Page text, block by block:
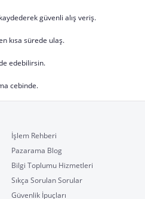
güvenli alış veriş.
kısa sürede ulaş.
edebilirsin.
cebinde.
İşlem Rehberi
Pazarama Blog
Bilgi Toplumu Hizmetleri
Sıkça Sorulan Sorular
Güvenlik İpuçları